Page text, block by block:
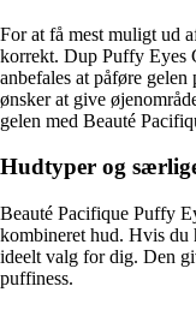
For at få mest muligt ud
korrekt. Dup Puffy Eyes
anbefales at påføre
ønsker at give
gelen med Beauté
Hudtyper og
Beauté Pacifique Puffy
kombineret hud. Hvis du
ideelt valg for dig. Den
puffiness.